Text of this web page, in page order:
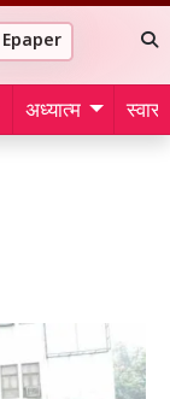
Epaper
अध्यात्म